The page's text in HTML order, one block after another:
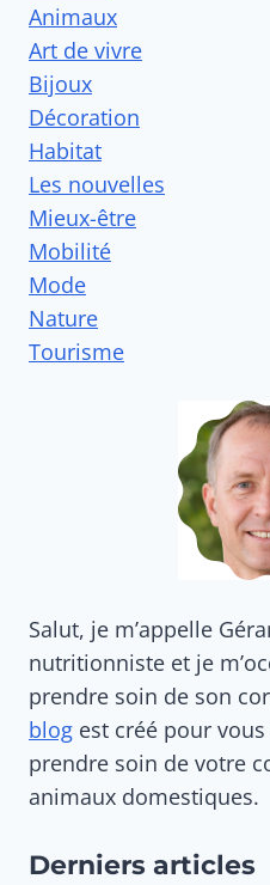
Animaux
Art de vivre
Bijoux
Décoration
Habitat
Les nouvelles
Mieux-être
Mobilité
Mode
Nature
Tourisme
Salut, je m’appelle
nutritionniste et je
prendre soin de son
blog est créé pour
prendre soin de votre
animaux domestiques.
Derniers articles